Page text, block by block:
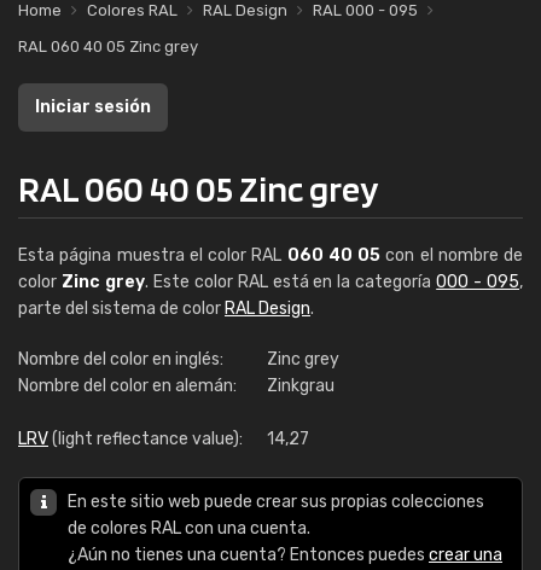
Home Colores RAL RAL Design
RAL 000 - 095
RAL 060 40 05 Zinc grey
Iniciar sesión
RAL 060 40 05 Zinc grey
Esta página muestra el color RAL 060 40 05 con el nombre de
color Zinc grey. Este color RAL está en la categoría000 - 095,
parte del sistema de color RAL Design.
Nombre del color en inglés:
Zinc grey
Nombre del color en alemán:
Zinkgrau
LRV(light reflectance value): 14,27
En este sitio web puede crear sus propias colecciones
de colores RAL con una cuenta.
¿Aún no tienes una cuenta? Entonces puedes crear una